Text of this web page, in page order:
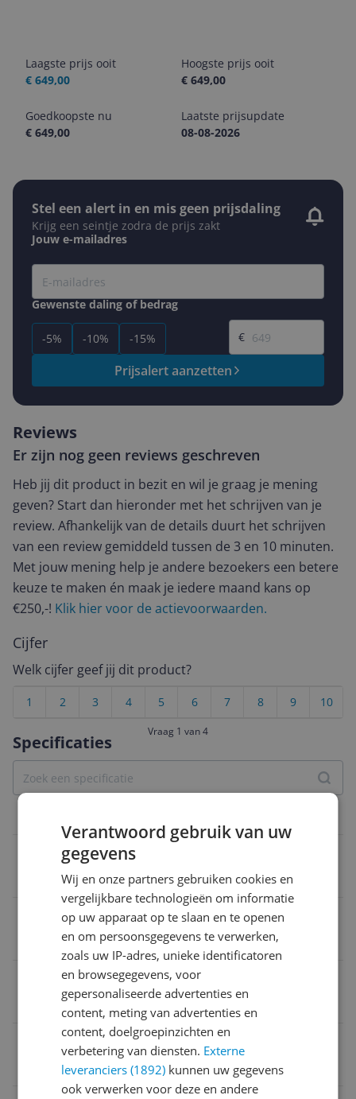
Laagste prijs ooit
€ 649,00
Hoogste prijs ooit
€ 649,00
Goedkoopste nu
€ 649,00
Laatste prijsupdate
08-08-2026
Stel een alert in en mis geen prijsdaling
Krijg een seintje zodra de prijs zakt
Jouw e-mailadres
Gewenste daling of bedrag
-5% -10% -15%
Gewenste prijs
€
Prijsalert aanzetten
Specificaties
Product gewicht
Personage
Volwassenen
Product breedte
Verpakking breedte
49,5 cm
Reviews
Er zijn nog geen reviews geschreven
Heb jij dit product in bezit en wil je graag je mening
geven? Start dan hieronder met het schrijven van je
review. Afhankelijk van de details duurt het schrijven
van een review gemiddeld tussen de 3 en 10 minuten.
Met jouw mening help je andere bezoekers een betere
keuze te maken én maak je iedere maand kans op
€250,-! Klik hier voor de actievoorwaarden.
Cijfer
Welk cijfer geef jij dit product?
10
9
8
7
6
5
4
3
2
1
Vraag 1 van 4
Verantwoord gebruik van uw
gegevens
Wij en onze partners gebruiken cookies en
vergelijkbare technologieën om informatie
op uw apparaat op te slaan en te openen
en om persoonsgegevens te verwerken,
zoals uw IP-adres, unieke identificatoren
en browsegegevens, voor
gepersonaliseerde advertenties en
content, meting van advertenties en
content, doelgroepinzichten en
verbetering van diensten. Externe
leveranciers (1892) kunnen uw gegevens
ook verwerken voor deze en andere